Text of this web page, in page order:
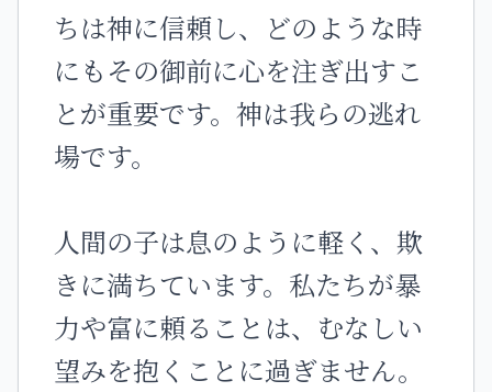
ちは神に信頼し、どのような時
にもその御前に心を注ぎ出すこ
とが重要です。神は我らの逃れ
場です。
人間の子は息のように軽く、欺
きに満ちています。私たちが暴
力や富に頼ることは、むなしい
望みを抱くことに過ぎません。